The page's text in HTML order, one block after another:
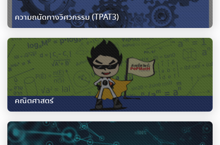
ความถนัดทางวิศวกรรม (TPAT3)
คณิตศาสตร์